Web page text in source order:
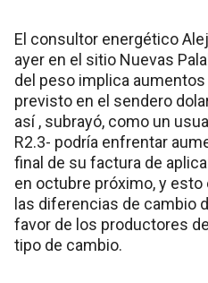
El consultor energético
ayer en el sitio Nuevas
del peso implica
previsto en el sendero
así , subrayó, como un
R2.3- podría enfrentar
final de su factura de
en octubre próximo, y
las diferencias de cambio
favor de los productores de
tipo de cambio.